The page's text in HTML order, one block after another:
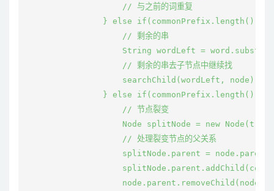
                    // 与之前的词重复
} else if(commonPrefix.length()
                    // 剩余的串
String wordLeft =
                    // 剩余的串去子节点中继续找
                    searchChild(wordLeft, node);
} else if(commonPrefix.length() <
                    // 节点裂变
Node splitNode = new
                    // 处理裂变节点的父关系
                    splitNode.parent = node.parent;